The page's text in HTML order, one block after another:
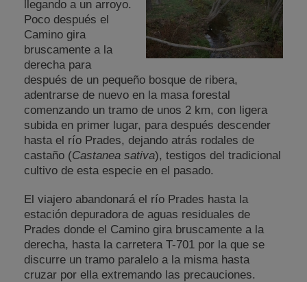
llegando a un arroyo.
Poco después el
Camino gira
bruscamente a la
derecha para
después de un pequeño bosque de ribera,
adentrarse de nuevo en la masa forestal
comenzando un tramo de unos 2 km, con ligera
subida en primer lugar, para después descender
hasta el río Prades, dejando atrás rodales de
castaño (Castanea sativa), testigos del tradicional
cultivo de esta especie en el pasado.
El viajero abandonará el río Prades hasta la
estación depuradora de aguas residuales de
Prades donde el Camino gira bruscamente a la
derecha, hasta la carretera T-701 por la que se
discurre un tramo paralelo a la misma hasta
cruzar por ella extremando las precauciones.